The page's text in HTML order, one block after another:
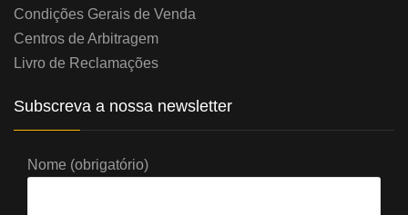
Condições Gerais de Venda
Centros de Arbitragem
Livro de Reclamações
Subscreva a nossa newsletter
Nome (obrigatório)